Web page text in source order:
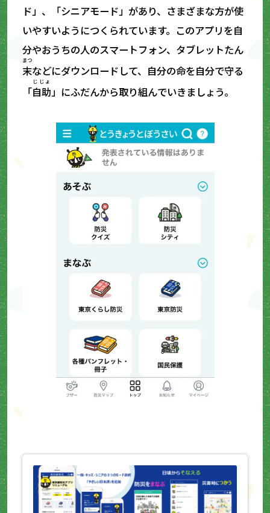
ド」、「シニアモード」があり、さまざまな方が使
いやすいようにつくられています。このアプリを自
分やおうちの人のスマートフォン、タブレットたん
末
まつ
などにダウンロードして、自分の命を自分で守る
「自助
じじょ
」にふだんから取り組んでいきましょう。